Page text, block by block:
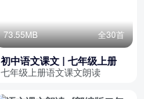
73.55MB 全30首
初中语文课文 | 七年级上册
七年级上册语文课文朗读